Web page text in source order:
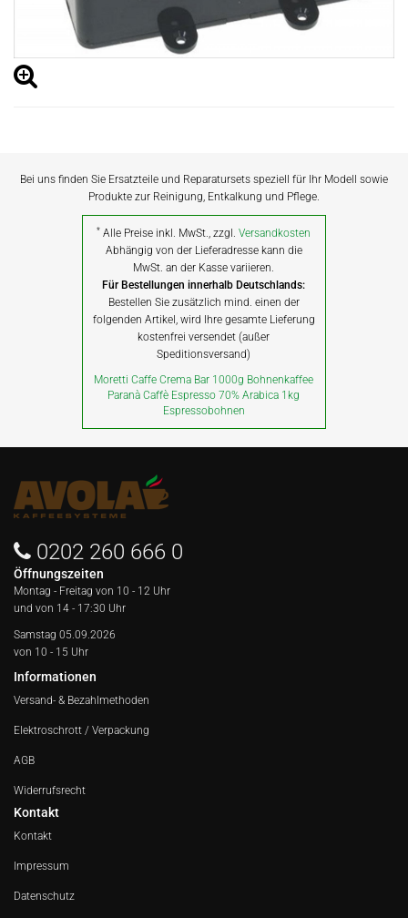
Bei uns finden Sie Ersatzteile und Reparatursets speziell für Ihr Modell sowie
Produkte zur Reinigung, Entkalkung und Pflege.
* Alle Preise inkl. MwSt., zzgl.Versandkosten
Abhängig von der Lieferadresse kann die
MwSt. an der Kasse variieren.
Für Bestellungen innerhalb Deutschlands:
Bestellen Sie zusätzlich mind. einen der
folgenden Artikel, wird Ihre gesamte Lieferung
kostenfrei versendet (außer
Speditionsversand)
Moretti Caffe Crema Bar 1000g Bohnenkaffee
Paranà Caffè Espresso 70% Arabica 1kg
Espressobohnen
0202 260 666 0
Öffnungszeiten
Montag - Freitag von 10 - 12 Uhr
und von 14 - 17:30 Uhr
Samstag 05.09.2026
von 10 - 15 Uhr
Informationen
Versand- & Bezahlmethoden
Elektroschrott / Verpackung
AGB
Widerrufsrecht
Kontakt
Kontakt
Impressum
Datenschutz